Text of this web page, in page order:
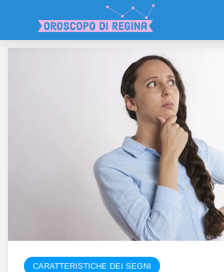
CARATTERISTICHE DEI SEGNI